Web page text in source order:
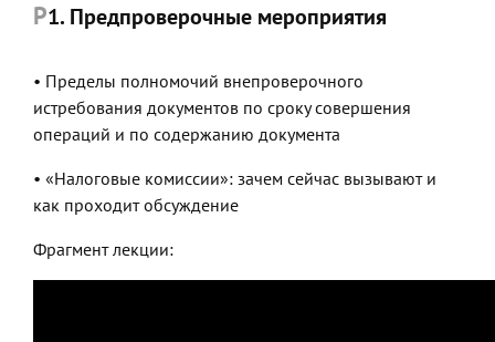
1. Предпроверочные мероприятия
• Пределы полномочий внепроверочного
истребования документов по сроку совершения
операций и по содержанию документа
• «Налоговые комиссии»: зачем сейчас вызывают и
как проходит обсуждение
Фрагмент лекции: